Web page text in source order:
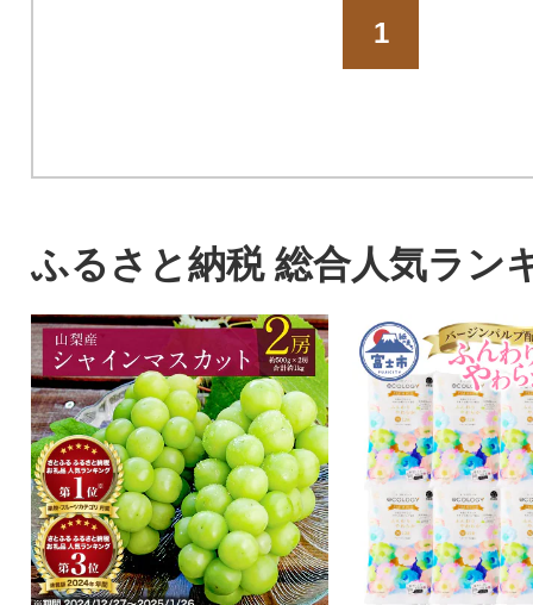
1
ふるさと納税 総合人気ラン